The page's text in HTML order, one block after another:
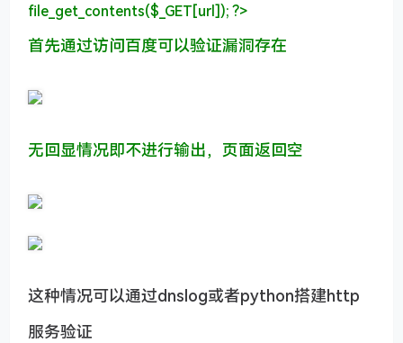
file_get_contents($_GET[url]);?>
首先通过访问百度可以验证漏洞存在
无回显情况即不进行输出，页面返回空
这种情况可以通过dnslog或者python搭建http
服务验证